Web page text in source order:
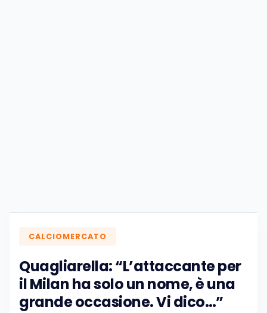
CALCIOMERCATO
Quagliarella: “L’attaccante per
il Milan ha solo un nome, è una
grande occasione. Vi dico…”